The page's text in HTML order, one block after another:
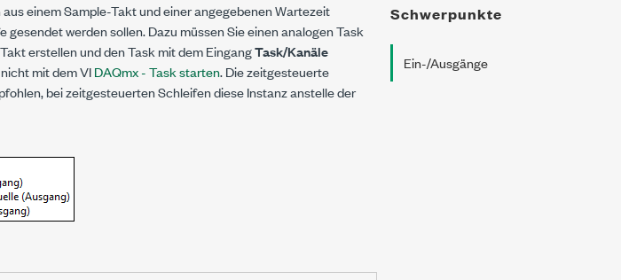
einem Sample-Takt und einer angegebenen Wartezeit
werden sollen. Dazu müssen Sie einen analogen Task
erstellen und den Task mit dem EingangTask/Kanäle
mit dem VIDAQmx - Task starten. Die zeitgesteuerte
bei zeitgesteuerten Schleifen diese Instanz anstelle der
Schwerpunkte
Ein-/Ausgänge